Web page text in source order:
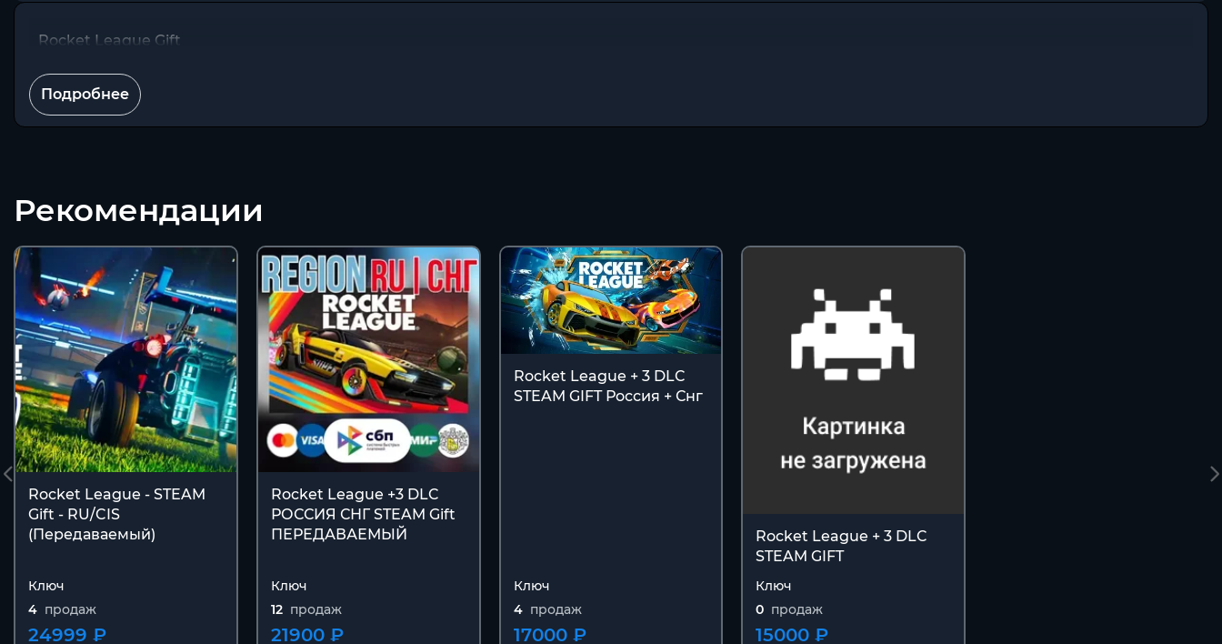
Rocket League Gift
Подробнее
Рекомендации
Rocket League - STEAM
Gift - RU/CIS
(Передаваемый)
Ключ
4 продаж
24999 ₽
Rocket League +3 DLC
РОССИЯ СНГ STEAM Gift
ПЕРЕДАВАЕМЫЙ
Ключ
12 продаж
21900 ₽
Rocket League + 3 DLC
STEAM GIFT Россия + Снг
Ключ
4 продаж
17000 ₽
Rocket League + 3 DLC
STEAM GIFT
Ключ
0 продаж
15000 ₽